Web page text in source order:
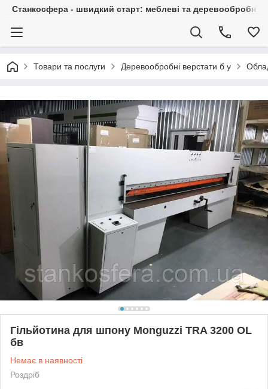
Станкосфера - швидкий старт: меблеві та деревообробні
Товари та послуги Деревообробні верстати б у
Гільйотина для шпону Monguzzi TRA 3200 OL
бв
Немає в наявності
Роздріб